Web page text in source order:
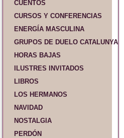
CUENTOS
CURSOS Y CONFERENCIAS
ENERGÍA MASCULINA
GRUPOS DE DUELO CATALUNYA
HORAS BAJAS
ILUSTRES INVITADOS
LIBROS
LOS HERMANOS
NAVIDAD
NOSTALGIA
PERDÓN